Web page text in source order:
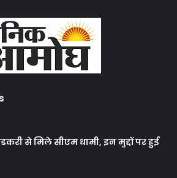
से मिले सीएम धामी, इन मुद्दों पर हुई